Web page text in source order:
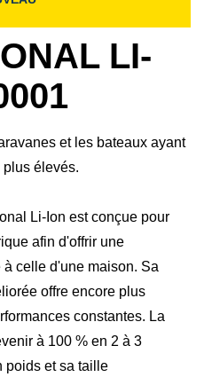
LI-
et les bateaux ayant
plus élevés.
Li-Ion est conçue pour
afin d'offrir une
celle d'une maison. Sa
offre encore plus
constantes. La
à 100 % en 2 à 3
poids et sa taille